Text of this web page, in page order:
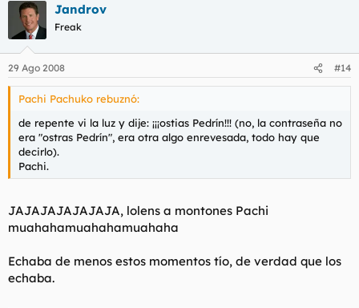
Jandrov
Freak
29 Ago 2008 #14
Pachi Pachuko rebuznó:
de repente vi la luz y dije: ¡¡¡ostias Pedrín!!! (no, la contraseña no
era "ostras Pedrín", era otra algo enrevesada, todo hay que
decirlo).
Pachi.
JAJAJAJAJAJAJA, lolens a montones Pachi
muahahamuahahamuahaha
Echaba de menos estos momentos tío, de verdad que los
echaba.